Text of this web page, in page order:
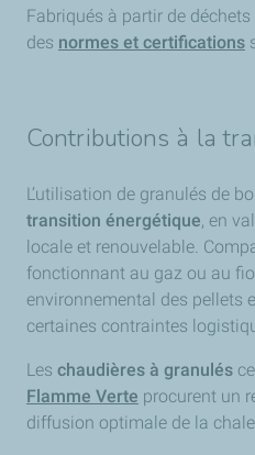
15 ans : Durée de vie
entretenue.
performance :
Vider les cendres :Une
Ramonage :Deux fois par
Révision pro :Un
professionnel.
5. Budget & aides
Le coût d'installation est
. Une illustration montre
Fabriqués à partir de
des normes et certifications
Contributions à la
L’utilisation de granulés de
transition énergétique, en
locale et renouvelable.
fonctionnant au gaz ou au
environnemental des pellets
certaines contraintes
Les chaudières à granulés
Flamme Verte procurent un
diffusion optimale de la